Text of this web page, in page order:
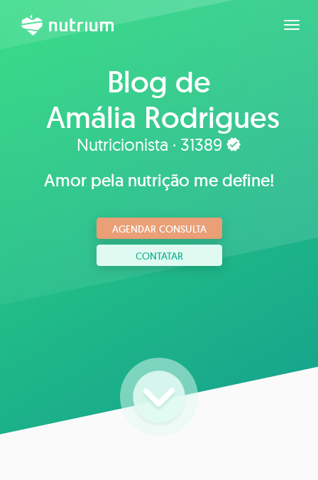
Blog de
Amália Rodrigues
Nutricionista · 31389
Amor pela nutrição me define!
AGENDAR CONSULTA
CONTATAR